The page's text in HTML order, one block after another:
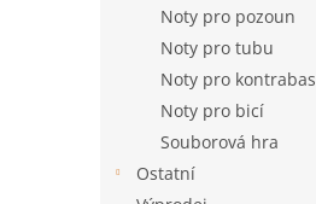
Noty pro pozoun
Noty pro tubu
Noty pro kontrabas
Noty pro bicí
Souborová hra
Ostatní